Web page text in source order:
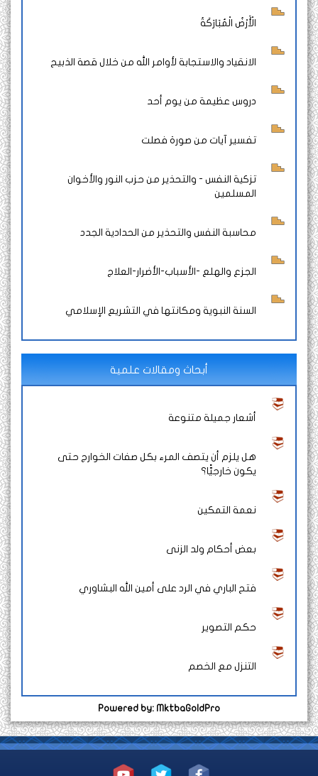
الْأَرْضُ الْمُبَارَكَةُ
الانقياد والاستجابة لأوامر الله من خلال قصة الذبيح
دروس عظيمة من يوم أحد
تفسير آيات من صورة فصلت
تزكية النفس - والتحذير من حزب النور والأخوان
المسلمين
محاسبة النفس والتحذير من الحدادية الجدد
الجزع والهلع -الأسباب-الأضرار-العلاج
السنة النبوية ومكانتها في التشريع الإسلامي
أبحاث ومقالات علمية
أشعار جميلة متنوعة
هل يلزم أن يتصف المرء بكل صفات الخوارج حتى
يكون خارجيًّا؟
نعمة التمكين
بعض أحكام ولد الزنى
فتح الباري في الرد على أمين الله البشاوري
حكم التصوير
التنزل مع الخصم
Powered by: MktbaGoldPro